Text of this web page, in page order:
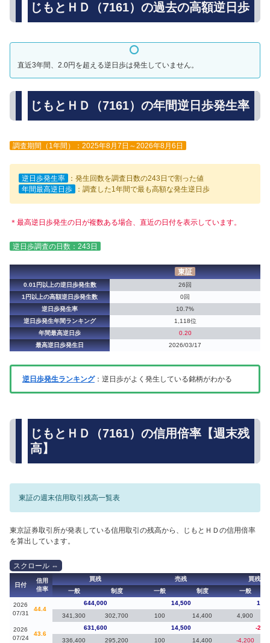
じもとＨＤ（7161）の過去の高額逆日歩
直近3年間、2.0円を超える逆日歩は発生していません。
じもとＨＤ（7161）の年間逆日歩発生率
調査期間（1年間）：2025年8月7日～2026年8月6日
逆日歩発生率
：発生回数を調査日数の243日で割った値
年間最高逆日歩
：調査した1年間で最も高額な発生逆日歩
＊最高逆日歩発生の日が複数ある場合、直近の日付を表示しています。
逆日歩調査の日数：243日
東証
0.01円以上の逆日歩発生数
26回
1円以上の高額逆日歩発生数
0回
逆日歩発生率
10.7%
逆日歩発生年間ランキング
1,118位
年間最高逆日歩
0.20
最高逆日歩発生日
2026/03/17
逆日歩発生ランキング：逆日歩がよく発生している銘柄がわかる
じもとＨＤ（7161）の信用倍率【週末残
高】
東証の週末信用取引残高一覧表
東京証券取引所が発表している信用取引の残高から、じもとＨＤの信用倍率
を算出しています。
日付
信用
倍率
買残 売残
買残（
一般
制度 一般 制度 一般
2026
07/31
44.4
644,000 14,500
341,300
302,700 100 14,400 4,900
2026
07/24
43.6
631,600 14,500
-
336,400
295,200 100 14,400 -4,200